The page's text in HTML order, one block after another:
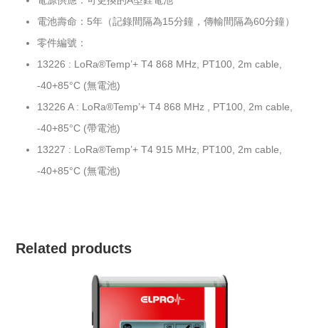
電池壽命：5年（記錄間隔為15分鐘，傳輸間隔為60分鐘）
零件編號：
13226 : LoRa®Temp’+ T4 868 MHz, PT100, 2m cable,
-40+85°C (無電池)
13226 A : LoRa®Temp’+ T4 868 MHz , PT100, 2m cable,
-40+85°C (帶電池)
13227 : LoRa®Temp’+ T4 915 MHz, PT100, 2m cable,
-40+85°C (無電池)
Related products